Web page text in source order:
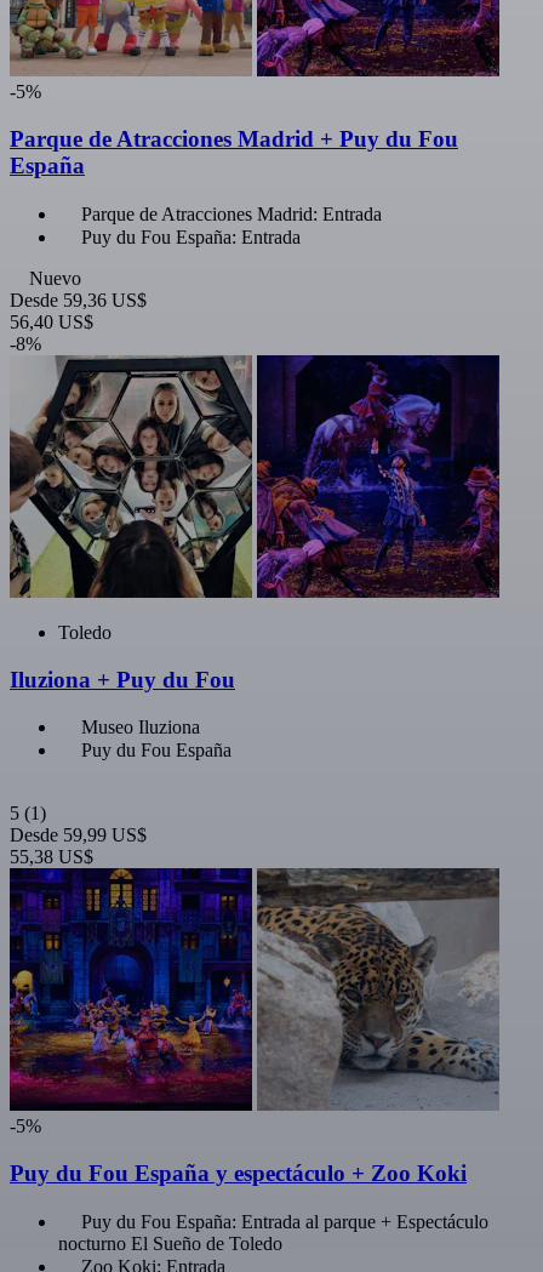
-5%
Parque de Atracciones Madrid + Puy du Fou
España
Parque de Atracciones Madrid: Entrada
Puy du Fou España: Entrada
Nuevo
Desde 59,36 US$
56,40 US$
-8%
Toledo
Iluziona + Puy du Fou
Museo Iluziona
Puy du Fou España
5 (1)
Desde 59,99 US$
55,38 US$
-5%
Puy du Fou España y espectáculo + Zoo Koki
Puy du Fou España: Entrada al parque + Espectáculo
nocturno El Sueño de Toledo
Zoo Koki: Entrada